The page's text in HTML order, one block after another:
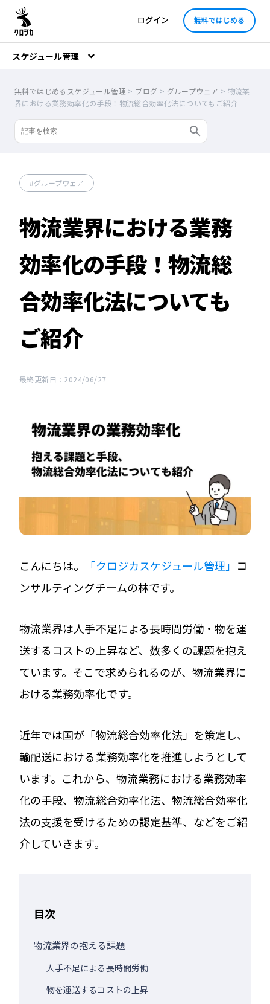
ログイン 無料ではじめる
スケジュール管理
無料ではじめるスケジュール管理 > ブログ > グループウェア > 物流業
界における業務効率化の手段！物流総合効率化法についてもご紹介
グループウェア
物流業界における業務
効率化の手段！物流総
合効率化法についても
ご紹介
最終更新日：2024/06/27
こんにちは。 「クロジカスケジュール管理」 コ
ンサルティングチームの林です。
物流業界は人手不足による長時間労働・物を運
送するコストの上昇など、数多くの課題を抱え
ています。そこで求められるのが、物流業界に
おける業務効率化です。
近年では国が「物流総合効率化法」を策定し、
輸配送における業務効率化を推進しようとして
います。これから、物流業務における業務効率
化の手段、物流総合効率化法、物流総合効率化
法の支援を受けるための認定基準、などをご紹
介していきます。
目次
物流業界の抱える課題
人手不足による長時間労働
物を運送するコストの上昇